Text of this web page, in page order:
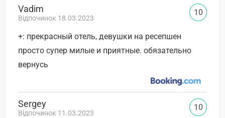
Vadim
Відпочинок 18.03.2023
+: прекрасный отель, девушки на ресепшен
просто супер милые и приятные. обязательно
вернусь
10
Sergey
Відпочинок 11.03.2023
10